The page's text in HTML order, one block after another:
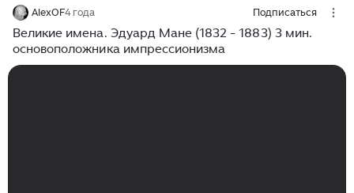
AlexOF4 года Подписаться
Великие имена. Эдуард Мане (1832 - 1883) 3 мин.
основоположника импрессионизма